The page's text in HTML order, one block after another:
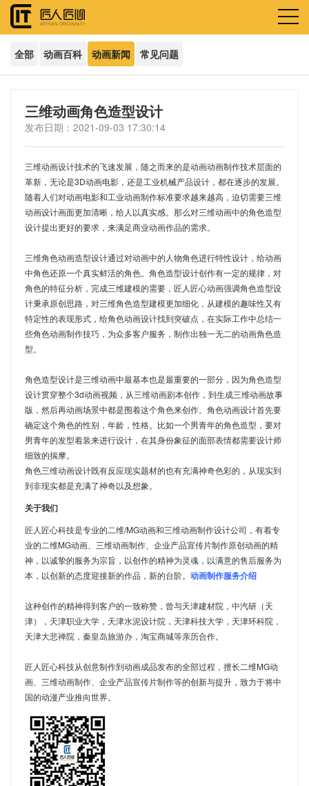
全部 动画百科 动画新闻 常见问题
三维动画角色造型设计
发布日期：2021-09-03 17:30:14
三维动画设计技术的飞速发展，随之而来的是动画动画制作技术层面的
革新，无论是3D动画电影，还是工业机械产品设计，都在逐步的发展。
随着人们对动画电影和工业动画制作标准要求越来越高，迫切需要三维
动画设计画面更加清晰，给人以真实感。那么对三维动画中的角色造型
设计提出更好的要求，来满足商业动画作品的需求。
三维角色动画造型设计通过对动画中的人物角色进行特性设计，给动画
中角色还原一个真实鲜活的角色。角色造型设计创作有一定的规律，对
角色的特征分析，完成三维建模的需要，匠人匠心动画强调角色造型设
计秉承原创思路，对三维角色造型建模更加细化，从建模的趣味性又有
特定性的表现形式，给角色动画设计找到突破点，在实际工作中总结一
些角色动画制作技巧，为众多客户服务，制作出独一无二的动画角色造
型。
角色造型设计是三维动画中最基本也是最重要的一部分，因为角色造型
设计贯穿整个3d动画视频，从三维动画剧本创作，到生成三维动画故事
版，然后再动画场景中都是围着这个角色来创作。角色动画设计首先要
确定这个角色的性别，年龄，性格。比如一个男青年的角色造型，要对
男青年的发型着装来进行设计，在其身份象征的面部表情都需要设计师
细致的揣摩。
角色三维动画设计既有反应现实题材的也有充满神奇色彩的，从现实到
到非现实都是充满了神奇以及想象。
关于我们
匠人匠心科技是专业的二维/MG动画和三维动画制作设计公司，有着专
业的二维MG动画、三维动画制作、企业产品宣传片制作原创动画的精
神，以诚挚的服务为宗旨，以创作的精神为灵魂，以满意的售后服务为
本，以创新的态度迎接新的作品，新的台阶。 动画制作服务介绍
这种创作的精神得到客户的一致称赞，曾与天津建材院，中汽研（天
津），天津职业大学，天津水泥设计院，天津科技大学，天津环科院，
天津大悲禅院，秦皇岛旅游办，淘宝商城等亲历合作。
匠人匠心科技从创意制作到动画成品发布的全部过程，擅长二维MG动
画、三维动画制作、企业产品宣传片制作等的创新与提升，致力于将中
国的动漫产业推向世界。